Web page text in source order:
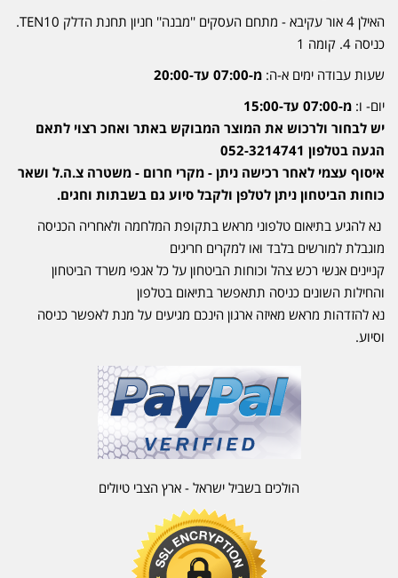
האילן 4 אור עקיבא - מתחם העסקים ''מבנה'' חניון תחנת הדלק TEN10.
כניסה 4. קומה 1
שעות עבודה ימים א-ה: מ-07:00 עד-20:00
יום- ו: מ-07:00 עד-15:00
יש לבחור ולרכוש את המוצר המבוקש באתר ואחכ רצוי לתאם
הגעה בטלפון 052-3214741
איסוף עצמי לאחר רכישה ניתן - מקרי חרום - משטרה צ.ה.ל ושאר
כוחות הביטחון ניתן לטלפן ולקבל סיוע גם בשבתות וחגים.
נא להגיע בתיאום טלפוני מראש בתקופת המלחמה ולאחריה הכניסה
מוגבלת למורשים בלבד ואו למקרים חריגים
קניינים אנשי רכש צהל וכוחות הביטחון על כל אגפי משרד הביטחון
והחילות השונים כניסה תתאפשר בתיאום בטלפון
נא להזדהות מראש מאיזה ארגון הינכם מגיעים על מנת לאפשר כניסה
וסיוע.
הולכים בשביל ישראל - ארץ הצבי טיולים